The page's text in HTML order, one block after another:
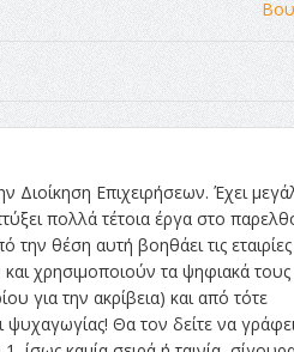
Διοίκηση Επιχειρήσεων. Έχει
πολλά τέτοια έργα στο
την θέση αυτή βοηθάει τις
χρησιμοποιούν τα ψηφιακά τους
για την ακρίβεια) και από τότε
Θα τον δείτε να